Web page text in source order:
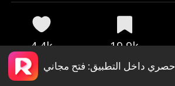
4.4k 19.9k
حصري داخل التطبيق: فتح مجاني